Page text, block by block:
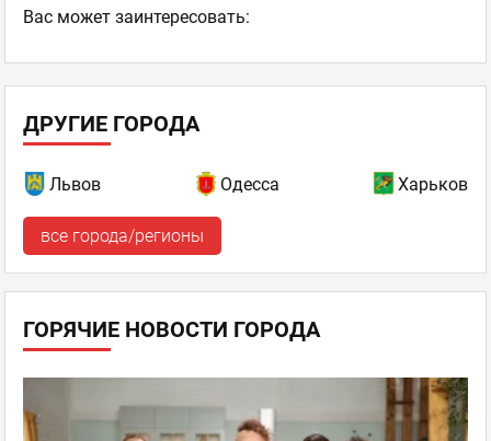
Ваc может заинтересовать:
ДРУГИЕ ГОРОДА
Львов Одесса Харьков
все города/регионы
ГОРЯЧИЕ НОВОСТИ ГОРОДА